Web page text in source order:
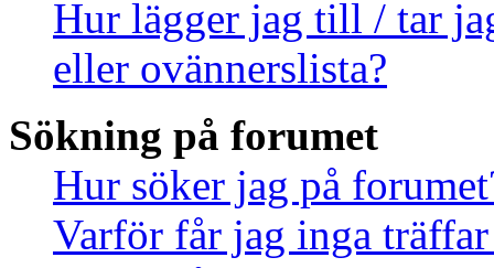
Hur lägger jag till / tar
eller ovännerslista?
Sökning på forumet
Hur söker jag på
Varför får jag inga